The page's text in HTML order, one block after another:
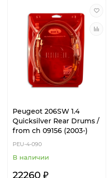
Peugeot 206SW 1.4
Quicksilver Rear Drums /
from ch 09156 (2003-)
PEU-4-090
В наличии
22260 ₽